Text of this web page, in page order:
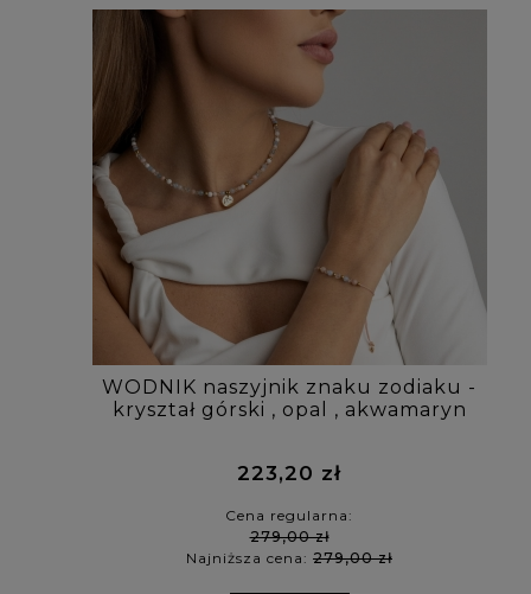
WODNIK naszyjnik znaku zodiaku -
kryształ górski , opal , akwamaryn
223,20 zł
Cena regularna:
279,00 zł
Najniższa cena: 279,00 zł